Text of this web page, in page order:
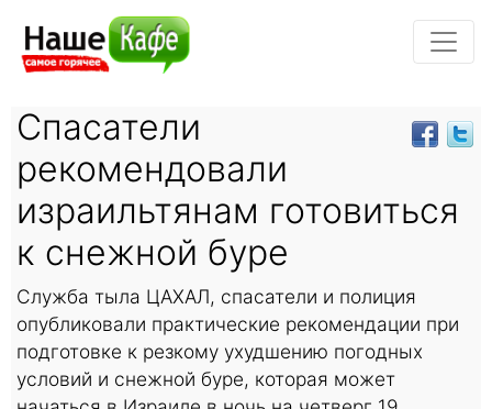
Спасатели
рекомендовали
израильтянам готовиться
к снежной буре
Служба тыла ЦАХАЛ, спасатели и полиция
опубликовали практические рекомендации при
подготовке к резкому ухудшению погодных
условий и снежной буре, которая может